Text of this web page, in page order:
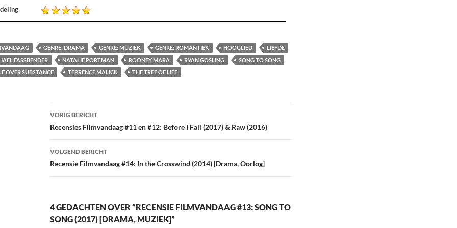
GENRE: DRAMA GENRE: MUZIEK GENRE: ROMANTIEK HOOGLIED
LIEFDE
FASSBENDER
NATALIE PORTMAN ROONEY MARA RYAN GOSLING
SONG TO SONG
OVER SUBSTANCE
TERRENCE MALICK THE TREE OF LIFE
Bericht
navigatie
VORIG BERICHT
Recensies Filmvandaag #11 en #12: Before I Fall (2017) & Raw (2016)
VOLGEND BERICHT
Recensie Filmvandaag #14: In the Crosswind (2014) [Drama, Oorlog]
4 GEDACHTEN OVER “RECENSIE FILMVANDAAG #13: SONG TO
SONG (2017) [DRAMA, MUZIEK]”